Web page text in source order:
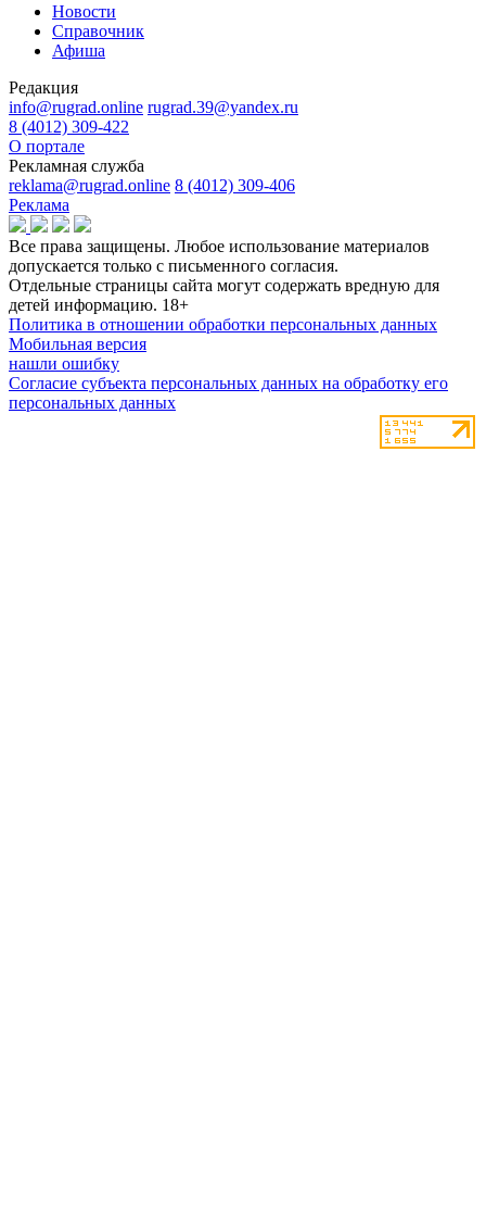
Новости
Справочник
Афиша
Редакция
info@rugrad.online rugrad.39@yandex.ru
8 (4012) 309-422
О портале
Рекламная служба
reklama@rugrad.online 8 (4012) 309-406
Реклама
Все права защищены. Любое использование материалов
допускается только с письменного согласия.
Отдельные страницы сайта могут содержать вредную для
детей информацию. 18+
Политика в отношении обработки персональных данных
Мобильная версия
нашли ошибку
Согласие субъекта персональных данных на обработку его
персональных данных